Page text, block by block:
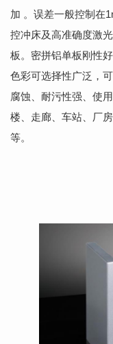
加 。误差一般控制在
控冲床及高准确度激
板。密拼铝单板刚性
色彩可选择性广泛，
腐蚀、耐污性强、使
楼、走廊、车站、厂
等。